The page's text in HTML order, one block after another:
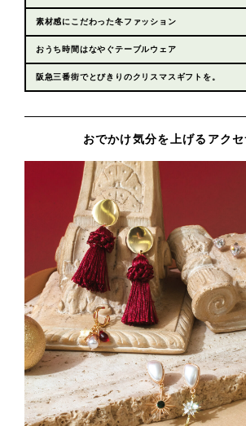
素材感にこだわった冬ファッション
おうち時間はなやぐテーブルウェア
阪急三番街でとびきりのクリスマスギフトを。
おでかけ気分を上げるアク